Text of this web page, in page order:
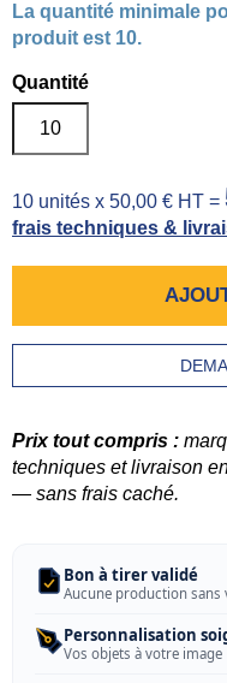
La quantité minimale
produit est 10.
Quantité
10 unités x 50,00 € HT =
frais techniques &
Prix tout compris :
techniques et livraison
— sans frais caché.
Bon à tirer validé
Aucune production sans
Personnalisation
Vos objets à votre image